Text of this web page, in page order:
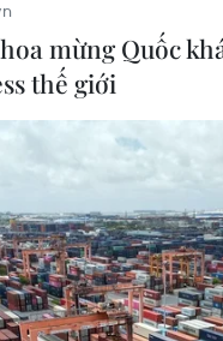
Đông khiến
châu Á đồng loạt
hơn 13 điểm, nhà
trước áp lực bán
mừng Quốc
thế giới